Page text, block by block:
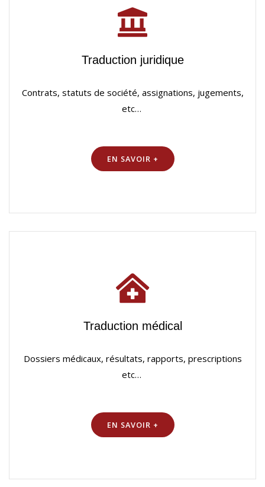
Traduction juridique
Contrats, statuts de société, assignations, jugements,
etc…
EN SAVOIR +
Traduction médical
Dossiers médicaux, résultats, rapports, prescriptions
etc…
EN SAVOIR +